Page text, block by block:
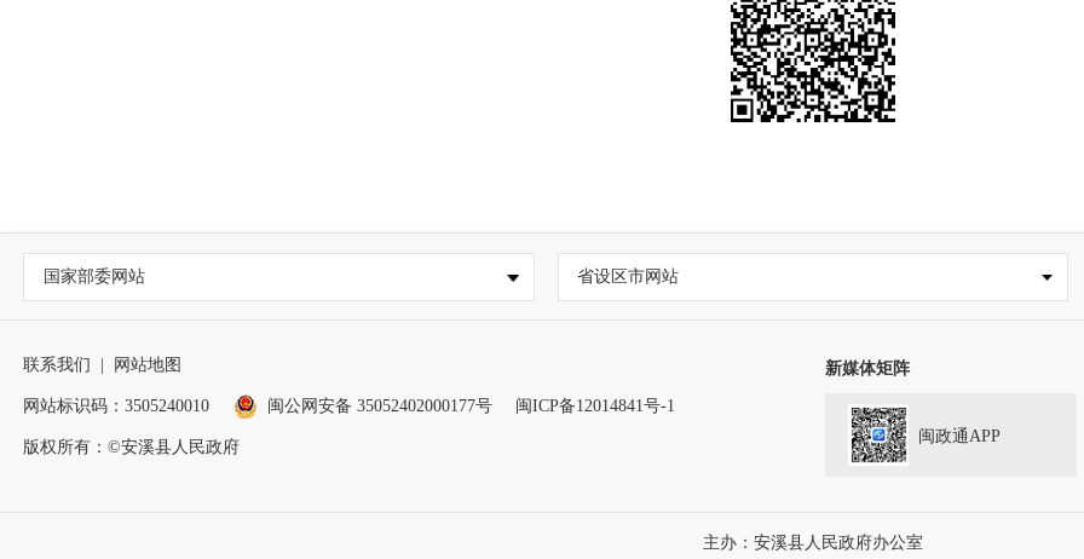
国家部委网站 省设区市网站
联系我们 | 网站地图
网站标识码：3505240010 闽公网安备 35052402000177号 闽ICP备12014841号-1
版权所有：©安溪县人民政府
新媒体矩阵
闽政通APP
主办：安溪县人民政府办公室